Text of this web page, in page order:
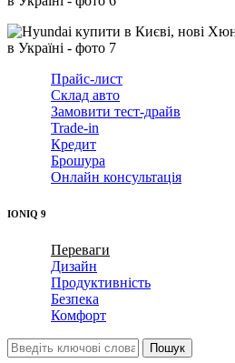
Прайс-лист
Склад авто
Замовити тест-драйв
Trade-in
Кредит
Брошура
Онлайн консультація
IONIQ 9
Переваги
Дизайн
Продуктивність
Безпека
Комфорт